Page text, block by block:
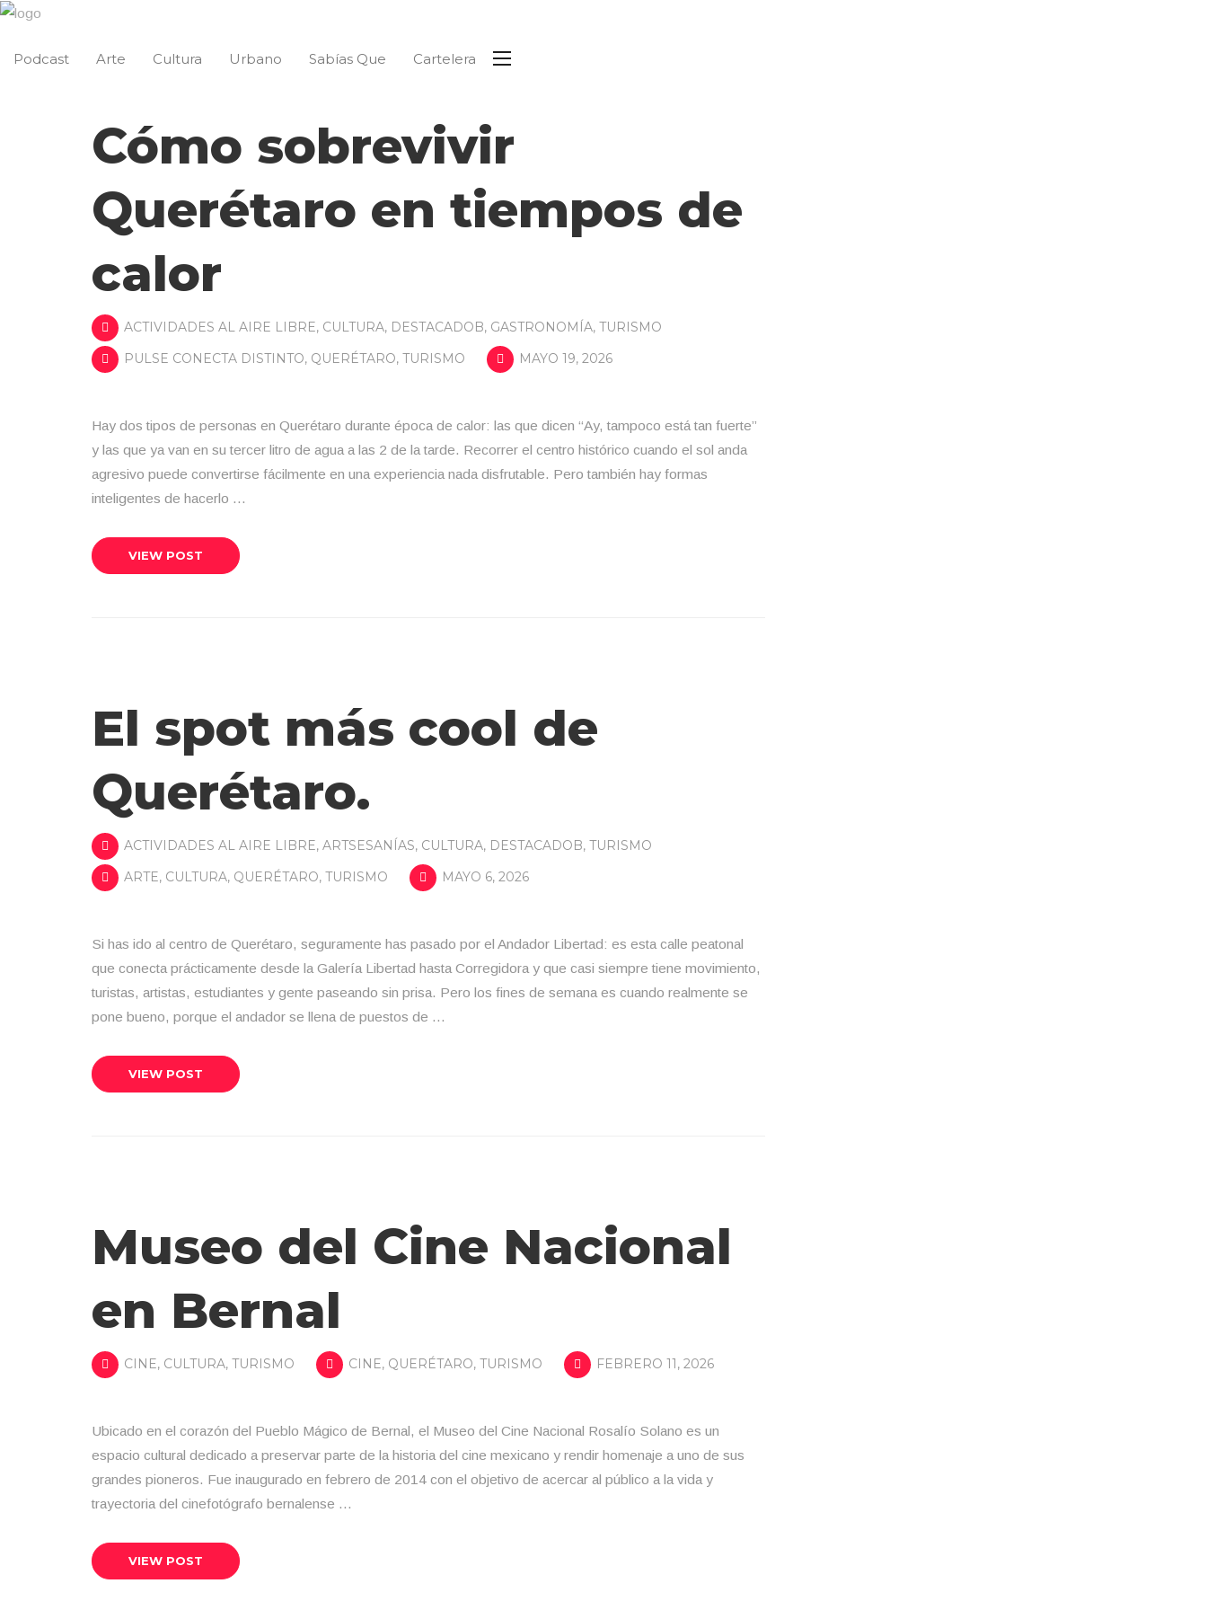
Podcast Arte Cultura Urbano Sabías Que Cartelera
Cómo sobrevivir
Querétaro en tiempos de
calor
ACTIVIDADES AL AIRE LIBRE, CULTURA, DESTACADOB, GASTRONOMÍA, TURISMO
PULSE CONECTA DISTINTO, QUERÉTARO, TURISMO MAYO 19, 2026
Hay dos tipos de personas en Querétaro durante época de calor: las que dicen “Ay, tampoco está tan fuerte”
y las que ya van en su tercer litro de agua a las 2 de la tarde. Recorrer el centro histórico cuando el sol anda
agresivo puede convertirse fácilmente en una experiencia nada disfrutable. Pero también hay formas
inteligentes de hacerlo …
VIEW POST
El spot más cool de
Querétaro.
ACTIVIDADES AL AIRE LIBRE, ARTSESANÍAS, CULTURA, DESTACADOB, TURISMO
ARTE, CULTURA, QUERÉTARO, TURISMO MAYO 6, 2026
Si has ido al centro de Querétaro, seguramente has pasado por el Andador Libertad: es esta calle peatonal
que conecta prácticamente desde la Galería Libertad hasta Corregidora y que casi siempre tiene movimiento,
turistas, artistas, estudiantes y gente paseando sin prisa. Pero los fines de semana es cuando realmente se
pone bueno, porque el andador se llena de puestos de …
VIEW POST
Museo del Cine Nacional
en Bernal
CINE, CULTURA, TURISMO CINE, QUERÉTARO, TURISMO FEBRERO 11, 2026
Ubicado en el corazón del Pueblo Mágico de Bernal, el Museo del Cine Nacional Rosalío Solano es un
espacio cultural dedicado a preservar parte de la historia del cine mexicano y rendir homenaje a uno de sus
grandes pioneros. Fue inaugurado en febrero de 2014 con el objetivo de acercar al público a la vida y
trayectoria del cinefotógrafo bernalense …
VIEW POST